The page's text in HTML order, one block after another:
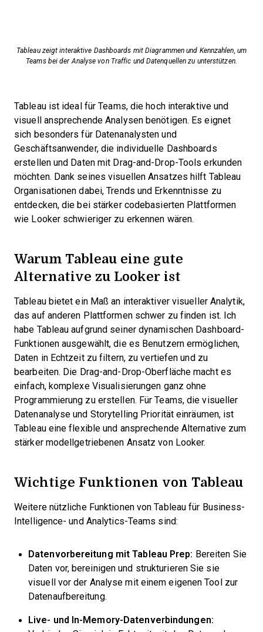
Tableau zeigt interaktive Dashboards mit Diagrammen und Kennzahlen, um
Teams bei der Analyse von Traffic und Datenquellen zu unterstützen.
Tableau ist ideal für Teams, die hoch interaktive und
visuell ansprechende Analysen benötigen. Es eignet
sich besonders für Datenanalysten und
Geschäftsanwender, die individuelle Dashboards
erstellen und Daten mit Drag-and-Drop-Tools erkunden
möchten. Dank seines visuellen Ansatzes hilft Tableau
Organisationen dabei, Trends und Erkenntnisse zu
entdecken, die bei stärker codebasierten Plattformen
wie Looker schwieriger zu erkennen wären.
Warum Tableau eine gute
Alternative zu Looker ist
Tableau bietet ein Maß an interaktiver visueller Analytik,
das auf anderen Plattformen schwer zu finden ist. Ich
habe Tableau aufgrund seiner dynamischen Dashboard-
Funktionen ausgewählt, die es Benutzern ermöglichen,
Daten in Echtzeit zu filtern, zu vertiefen und zu
bearbeiten. Die Drag-and-Drop-Oberfläche macht es
einfach, komplexe Visualisierungen ganz ohne
Programmierung zu erstellen. Für Teams, die visueller
Datenanalyse und Storytelling Priorität einräumen, ist
Tableau eine flexible und ansprechende Alternative zum
stärker modellgetriebenen Ansatz von Looker.
Wichtige Funktionen von Tableau
Weitere nützliche Funktionen von Tableau für Business-
Intelligence- und Analytics-Teams sind:
Datenvorbereitung mit Tableau Prep: Bereiten Sie
Daten vor, bereinigen und strukturieren Sie sie
visuell vor der Analyse mit einem eigenen Tool zur
Datenaufbereitung.
Live- und In-Memory-Datenverbindungen: